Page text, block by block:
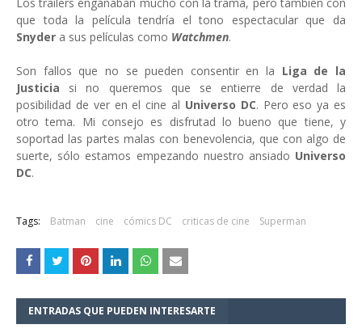
que toda la película tendría el tono espectacular que da
Snyder a sus películas como Watchmen.
Son fallos que no se pueden consentir en la Liga de la
Justicia si no queremos que se entierre de verdad la
posibilidad de ver en el cine al Universo DC. Pero eso ya es
otro tema. Mi consejo es disfrutad lo bueno que tiene, y
soportad las partes malas con benevolencia, que con algo de
suerte, sólo estamos empezando nuestro ansiado Universo
DC.
Tags: Batman cine cómics DC criticas de cine Superman
ENTRADAS QUE PUEDEN INTERESARTE